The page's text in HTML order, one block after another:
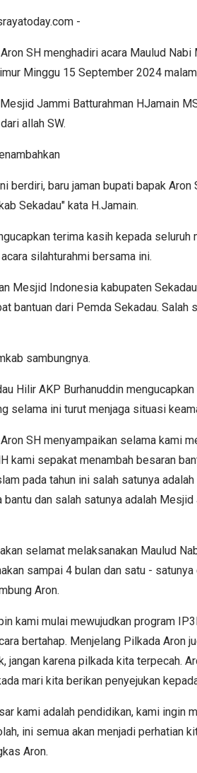
-
SH menghadiri acara Maulud
Minggu 15 September 2024
Jammi Batturahman HJamain
allah SW.
berdiri, baru jaman bupati bapak
Sekadau" kata H.Jamain.
terima kasih kepada
silahturahmi bersama ini.
Mesjid Indonesia kabupaten
bantuan dari Pemda Sekadau.
sambungnya.
Hilir AKP Burhanuddin
selama ini turut menjaga situasi
SH menyampaikan selama kami
kami sepakat menambah besaran
pada tahun ini salah satunya
dan salah satunya adalah
selamat melaksanakan Maulud
sampai 4 bulan dan satu -
Aron.
kami mulai mewujudkan program
bertahap. Menjelang Pilkada Aron
jangan karena pilkada kita terpecah.
mari kita berikan penyejukan
kami adalah pendidikan, kami ingin
ini semua akan menjadi perhatian
Aron.